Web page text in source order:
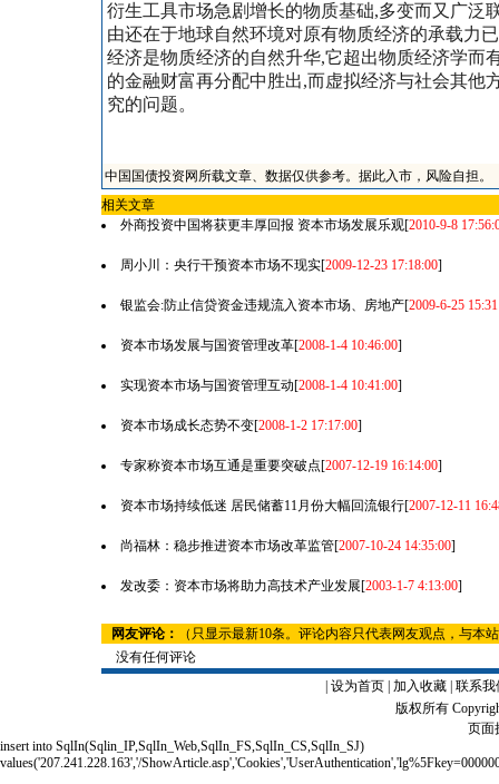
衍生工具市场急剧增长的物质基础,多变而又广泛
由还在于地球自然环境对原有物质经济的承载力
经济是物质经济的自然升华,它超出物质经济学而
的金融财富再分配中胜出,而虚拟经济与社会其他
究的问题。
中国国债投资网所载文章、数据仅供参考。据此入市，风险自担。
相关文章
外商投资中国将获更丰厚回报 资本市场发展乐观[2010-9-8
周小川：央行干预资本市场不现实[2009-12-23 17:18:00]
银监会:防止信贷资金违规流入资本市场、房地产[2009-6-25
资本市场发展与国资管理改革[2008-1-4 10:46:00]
实现资本市场与国资管理互动[2008-1-4 10:41:00]
资本市场成长态势不变[2008-1-2 17:17:00]
专家称资本市场互通是重要突破点[2007-12-19 16:14:00]
资本市场持续低迷 居民储蓄11月份大幅回流银行[2007-12-11
尚福林：稳步推进资本市场改革监管[2007-10-24 14:35:00]
发改委：资本市场将助力高技术产业发展[2003-1-7 4:13:00]
网友评论：
（只显示最新10条。评论内容只代表网友观点，与本
没有任何评论
设为首页| 加入收藏| 联系我
版权所有
页面
insert into SqlIn(Sqlin_IP,SqlIn_Web,SqlIn_FS,SqlIn_CS,SqlIn_SJ)
values('207.241.228.163','/